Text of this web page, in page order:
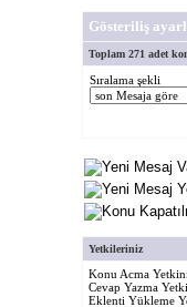
Gösteriliş
Toplam 271 adet
Sıralama şekli
Yetkileriniz
Konu Acma
Cevap Yazma
Eklenti Yükleme